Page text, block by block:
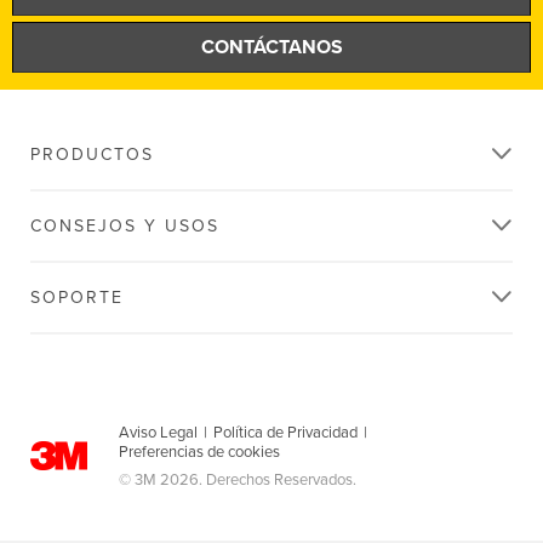
Solamente
Partner
Solamente en
tienda
Solamente en
CONTÁCTANOS
PRODUCTOS
CONSEJOS Y USOS
SOPORTE
Aviso Legal | Política de Privacidad |
Preferencias de cookies
© 3M 2026. Derechos Reservados.